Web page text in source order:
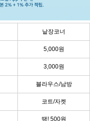
낱장코너
5,000원
3,000원
블라우스/남방
코트/자켓
땡! 500원